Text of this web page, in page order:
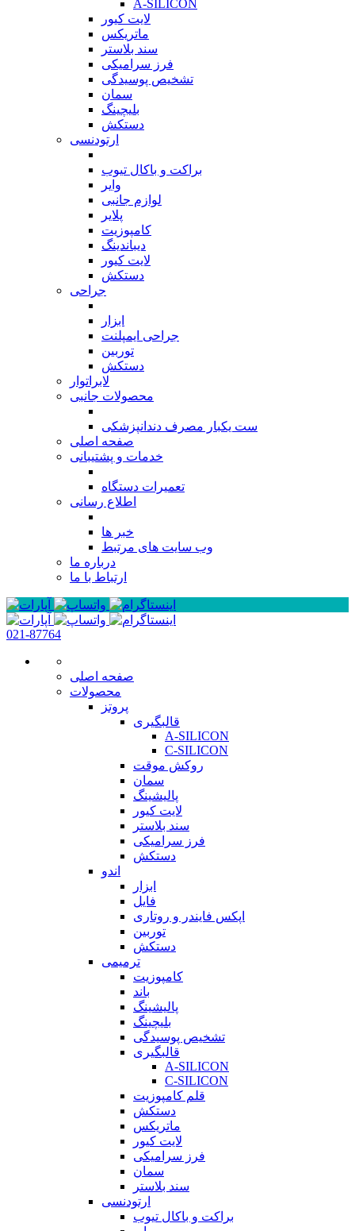
A-SILICON
لایت کیور
ماتریکس
سند بلاستر
فرز سرامیکی
تشخیص پوسیدگی
سمان
بلیچینگ
دستکش
ارتودنسی
براکت و باکال تیوب
وایر
لوازم جانبی
پلایر
کامپوزیت
دیباندینگ
لایت کیور
دستکش
جراحی
ابزار
جراحی ایمپلنت
توربین
دستکش
لابراتوار
محصولات جانبی
ست یکبار مصرف دندانپزشکی
صفحه اصلی
خدمات و پشتیبانی
تعمیرات دستگاه
اطلاع رسانی
خبر ها
وب سایت های مرتبط
درباره ما
ارتباط با ما
021-87764
صفحه اصلی
محصولات
پروتز
قالبگیری
A-SILICON
C-SILICON
روکش موقت
سمان
پالیشینگ
لایت کیور
سند بلاستر
فرز سرامیکی
دستکش
اندو
ابزار
فایل
اپکس فایندر و روتاری
توربین
دستکش
ترمیمی
کامپوزیت
باند
پالیشینگ
بلیچینگ
تشخیص پوسیدگی
قالبگیری
A-SILICON
C-SILICON
قلم کامپوزیت
دستکش
ماتریکس
لایت کیور
فرز سرامیکی
سمان
سند بلاستر
ارتودنسی
براکت و باکال تیوب